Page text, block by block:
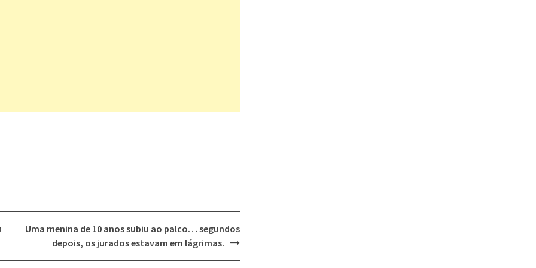
Uma menina de 10 anos subiu ao palco… segundos
depois, os jurados estavam em lágrimas.